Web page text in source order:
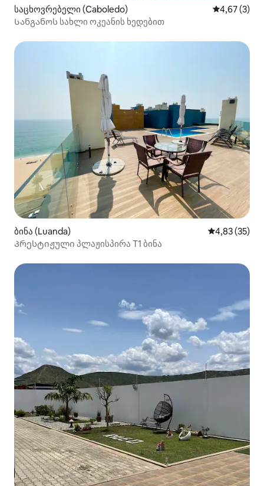
საცხოვრებელი (Caboledo) საშუალო
4,67 (3)
Სანგანოს სახლი ოკეანის ხედებით
ბინა (Luanda) საშუალო
4,83 (35)
Პრესტიჟული პლაჟისპირა T1 ბინა